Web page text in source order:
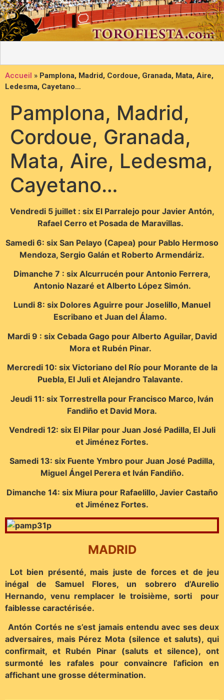
Accueil » Pamplona, Madrid, Cordoue, Granada, Mata, Aire,
Ledesma, Cayetano…
Pamplona, Madrid,
Cordoue, Granada,
Mata, Aire, Ledesma,
Cayetano…
Vendredi 5 juillet : six El Parralejo pour Javier Antón,
Rafael Cerro et Posada de Maravillas.
Samedi 6: six San Pelayo (Capea) pour Pablo Hermoso
Mendoza, Sergio Galán et Roberto Armendáriz.
Dimanche 7 : six Alcurrucén pour Antonio Ferrera,
Antonio Nazaré et Alberto López Simón.
Lundi 8: six Dolores Aguirre pour Joselillo, Manuel
Escribano et Juan del Álamo.
Mardi 9 : six Cebada Gago pour Alberto Aguilar, David
Mora et Rubén Pinar.
Mercredi 10: six Victoriano del Río pour Morante de la
Puebla, El Juli et Alejandro Talavante.
Jeudi 11: six Torrestrella pour Francisco Marco, Iván
Fandiño et David Mora.
Vendredi 12: six El Pilar pour Juan José Padilla, El Juli
et Jiménez Fortes.
Samedi 13: six Fuente Ymbro pour Juan José Padilla,
Miguel Ángel Perera et Iván Fandiño.
Dimanche 14: six Miura pour Rafaelillo, Javier Castaño
et Jiménez Fortes.
MADRID
Lot bien présenté, mais juste de forces et de jeu
inégal de Samuel Flores, un sobrero d’Aurelio
Hernando, venu remplacer le troisième, sorti pour
faiblesse caractérisée.
Antón Cortés ne s’est jamais entendu avec ses deux
adversaires, mais Pérez Mota (silence et saluts), qui
confirmait, et Rubén Pinar (saluts et silence), ont
surmonté les rafales pour convaincre l’aficion en
affichant une grosse détermination.